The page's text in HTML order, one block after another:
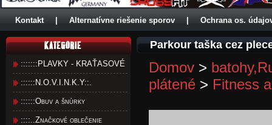
Kontakt Alternatívne riešenie sporov Ochrana os.
:::::::PLAVKY - KRAŤASOVÉ
::::::N.O.V.I.N.K.Y::.
::::::Obuv a šnúrky
::::..Značkové oblečenie
Parkour taška cez
Domov >
plátené > Fitness